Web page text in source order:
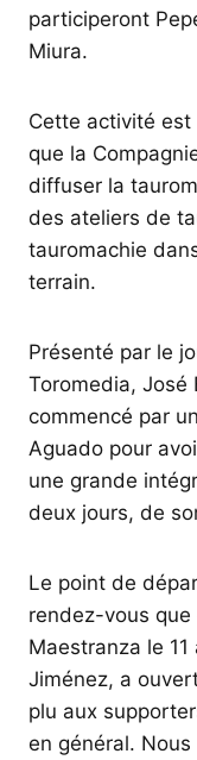
participeront
Miura.
Cette activité est
que la
diffuser la
des ateliers de
tauromachie
terrain.
Présenté par le
Toromedia, José
commencé par
Aguado pour
une grande
deux jours, de
Le point de
rendez-vous
Maestranza le
Jiménez, a
plu aux
en général.